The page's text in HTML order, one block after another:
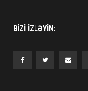
BIZI IZLƏYIN: